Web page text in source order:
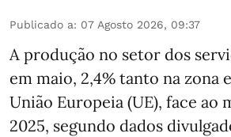
Publicado a: 07 Agosto 2026, 09:37
A produção no setor dos
em maio, 2,4% tanto na zona
União Europeia (UE), face ao
2025, segundo dados